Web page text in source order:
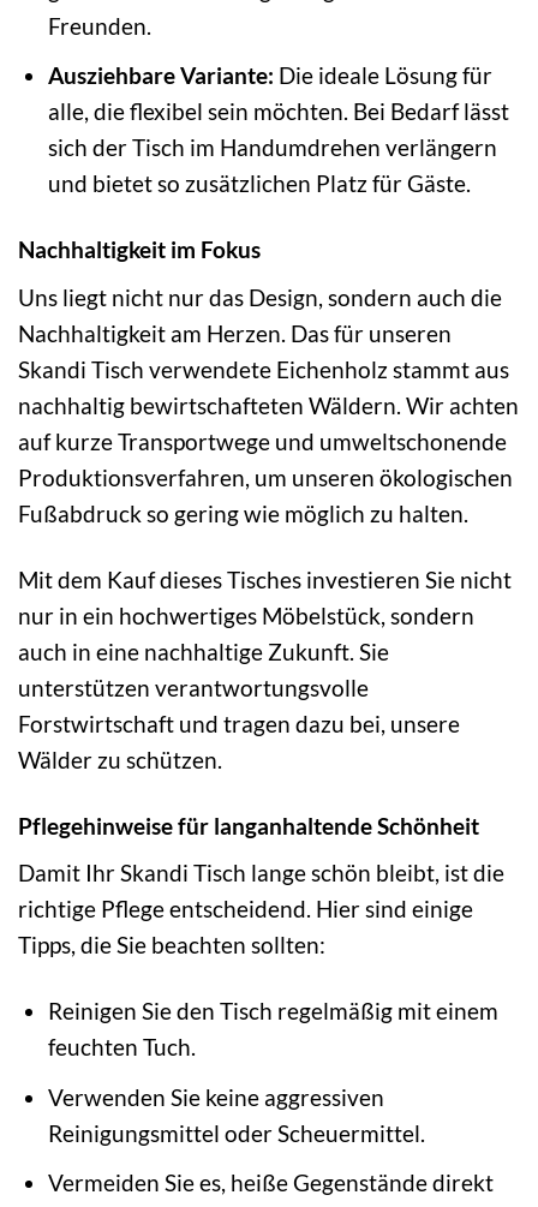
Freunden.
Ausziehbare Variante: Die ideale Lösung für
alle, die flexibel sein möchten. Bei Bedarf lässt
sich der Tisch im Handumdrehen verlängern
und bietet so zusätzlichen Platz für Gäste.
Nachhaltigkeit im Fokus
Uns liegt nicht nur das Design, sondern auch die
Nachhaltigkeit am Herzen. Das für unseren
Skandi Tisch verwendete Eichenholz stammt aus
nachhaltig bewirtschafteten Wäldern. Wir achten
auf kurze Transportwege und umweltschonende
Produktionsverfahren, um unseren ökologischen
Fußabdruck so gering wie möglich zu halten.
Mit dem Kauf dieses Tisches investieren Sie nicht
nur in ein hochwertiges Möbelstück, sondern
auch in eine nachhaltige Zukunft. Sie
unterstützen verantwortungsvolle
Forstwirtschaft und tragen dazu bei, unsere
Wälder zu schützen.
Pflegehinweise für langanhaltende Schönheit
Damit Ihr Skandi Tisch lange schön bleibt, ist die
richtige Pflege entscheidend. Hier sind einige
Tipps, die Sie beachten sollten:
Reinigen Sie den Tisch regelmäßig mit einem
feuchten Tuch.
Verwenden Sie keine aggressiven
Reinigungsmittel oder Scheuermittel.
Vermeiden Sie es, heiße Gegenstände direkt